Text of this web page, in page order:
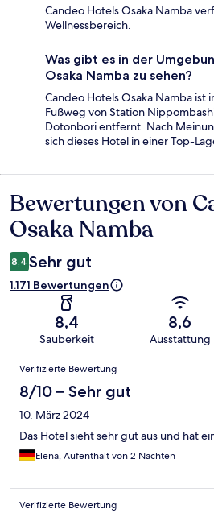
Candeo Hotels Osaka Namba
Wellnessbereich.
Was gibt es in der
Osaka Namba zu sehen?
Candeo Hotels Osaka Namba ist
Fußweg von Station
Dotonbori entfernt. Nach
sich dieses Hotel in einer Top-
Bewertungen
Bewertungen von
Osaka Namba
8,4 Sehr gut
1.171 Bewertungen
8,4
Sauberkeit
8,6
Ausstattung
Bewertungen
Verifizierte Bewertung
8/10 – Sehr gut
10. März 2024
Das Hotel sieht sehr gut aus und hat
Elena, Aufenthalt von 2 Nächten
Verifizierte Bewertung